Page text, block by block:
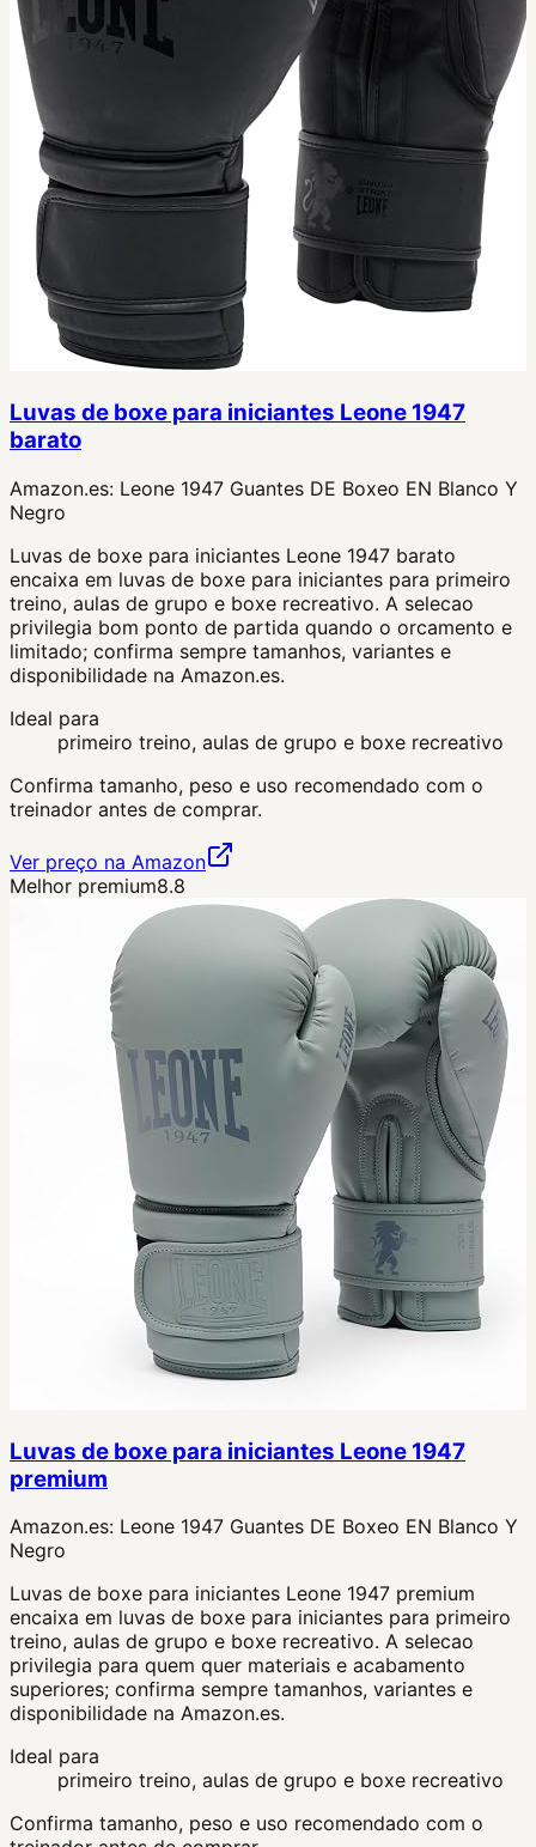
Luvas de boxe para iniciantes Leone 1947
barato
Amazon.es: Leone 1947 Guantes DE Boxeo EN Blanco Y
Negro
Luvas de boxe para iniciantes Leone 1947 barato
encaixa em luvas de boxe para iniciantes para primeiro
treino, aulas de grupo e boxe recreativo. A selecao
privilegia bom ponto de partida quando o orcamento e
limitado; confirma sempre tamanhos, variantes e
disponibilidade na Amazon.es.
Ideal para
primeiro treino, aulas de grupo e boxe recreativo
Confirma tamanho, peso e uso recomendado com o
treinador antes de comprar.
Ver preço na Amazon
Melhor premium8.8
Luvas de boxe para iniciantes Leone 1947
premium
Amazon.es: Leone 1947 Guantes DE Boxeo EN Blanco Y
Negro
Luvas de boxe para iniciantes Leone 1947 premium
encaixa em luvas de boxe para iniciantes para primeiro
treino, aulas de grupo e boxe recreativo. A selecao
privilegia para quem quer materiais e acabamento
superiores; confirma sempre tamanhos, variantes e
disponibilidade na Amazon.es.
Ideal para
primeiro treino, aulas de grupo e boxe recreativo
Confirma tamanho, peso e uso recomendado com o